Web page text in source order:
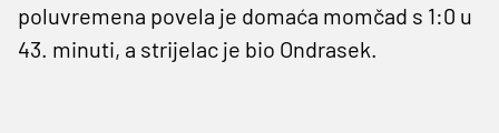
poluvremena povela je domaća momčad s 1:0 u
43. minuti, a strijelac je bio Ondrasek.